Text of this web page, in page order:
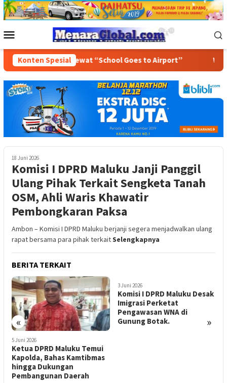
Loncat
ke
Mobile
Konten Spesial
59 Tawiri Lewat “School Goes to Airport” Wujudkan
18 Juni 2026
Komisi I DPRD Maluku Janji Panggil
Ulang Pihak Terkait Sengketa Tanah
OSM, Ahli Waris Khawatir
Pembongkaran Paksa
Ambon – Komisi I DPRD Maluku berjanji segera menjadwalkan ulang
rapat bersama para pihak terkaitSelengkapnya
BERITA TERKAIT
« »
5 Juni 2026
Ketua DPRD Maluku Temui
Kapolda, Bahas Kamtibmas
hingga Dukungan
Pembangunan Daerah
3 Juni 2026
Komisi I DPRD Maluku Desak
Imigrasi Perketat
Pengawasan WNA di
Gunung Botak.